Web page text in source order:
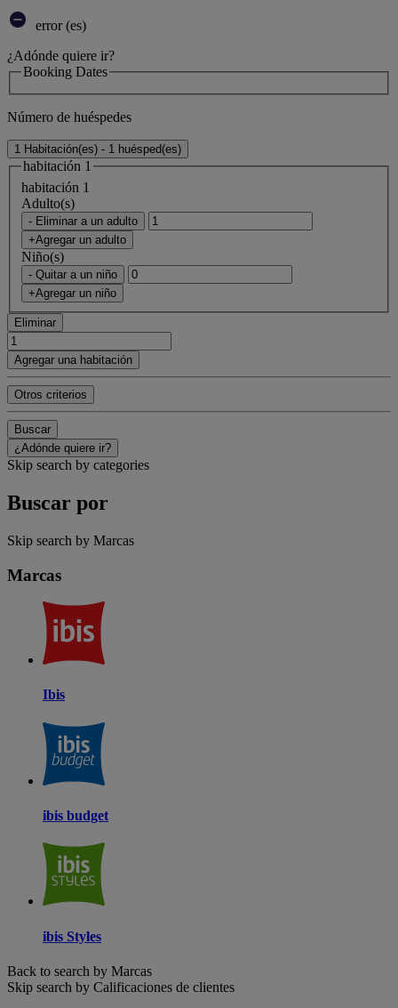
error (es)
¿Adónde quiere ir?
Booking Dates
Número de huéspedes
1 Habitación(es) - 1 huésped(es)
habitación 1
habitación 1
Adulto(s)
- Eliminar a un adulto
+Agregar un adulto
Niño(s)
- Quitar a un niño
+Agregar un niño
Eliminar
Agregar una habitación
Otros criterios
Buscar
¿Adónde quiere ir?
Skip search by categories
Buscar por
Skip search by Marcas
Marcas
Ibis
ibis budget
ibis Styles
Back to search by Marcas
Skip search by Calificaciones de clientes